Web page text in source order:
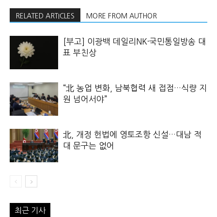
RELATED ARTICLES MORE FROM AUTHOR
[부고] 이광백 데일리NK·국민통일방송 대
표 부친상
“北 농업 변화, 남북협력 새 접점…식량 지
원 넘어서야”
北, 개정 헌법에 영토조항 신설…대남 적
대 문구는 없어
최근 기사